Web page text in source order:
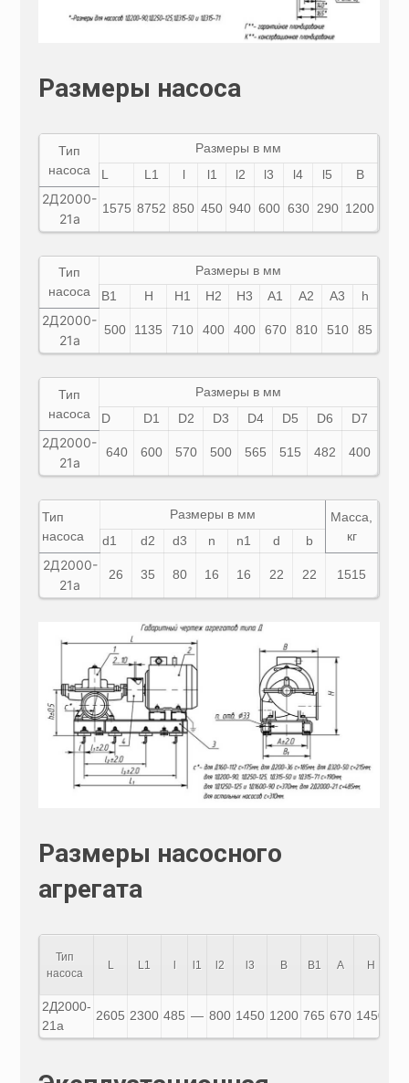
Размеры насоса
Тип
насоса
Размеры в мм
L
L1 l l1 l2 l3 l4 l5 В
2Д2000-
21а
1575 8752 850 450 940 600 630 290 1200
Тип
насоса
Размеры в мм
B1
Н H1 H2 H3 A1 A2 A3 h
2Д2000-
21а
500 1135 710 400 400 670 810 510 85
Тип
насоса
Размеры в мм
D
D1 D2 D3 D4 D5 D6 D7
2Д2000-
21а
640 600 570 500 565 515 482 400
Тип
насоса
Размеры в мм
Масса,
кг
d1 d2 d3 n n1 d b
2Д2000-
21а
26 35 80 16 16 22 22 1515
Размеры насосного
агрегата
Тип
насоса
L L1 l1 l2 l3 B B1 A H
2Д2000-
21а
2605 2300 485 — 800 1450 1200 765 670 1450